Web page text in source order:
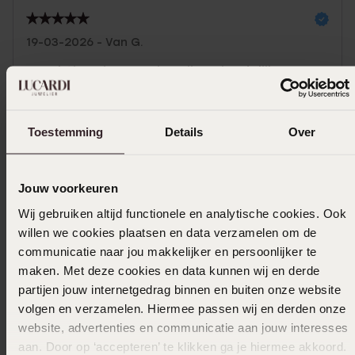
Toestemming Details Over
Jouw voorkeuren
Wij gebruiken altijd functionele en analytische cookies. Ook
willen we cookies plaatsen en data verzamelen om de
communicatie naar jou makkelijker en persoonlijker te
maken. Met deze cookies en data kunnen wij en derde
partijen jouw internetgedrag binnen en buiten onze website
volgen en verzamelen. Hiermee passen wij en derden onze
website, advertenties en communicatie aan jouw interesses
aan. Door op ‘accepteren’ te klikken ga je hiermee akkoord.
19-03-2026 - Van G.
Prachtige ring mooie prijs. Vriendelijk
geholpen .
Toon meer
Selecteer maat & bestel
Ook leuk voor jou